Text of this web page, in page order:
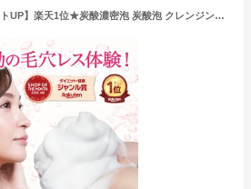
【クーポン★ポイントUP】楽天1位★炭酸濃密泡 炭酸泡 クレンジング クレンジングフォーム 毛穴汚れ 角質 くすみ ごわつき 炭酸泡 洗顔 セラミド ヒアルロン酸 コラーゲン 低刺激 メイク落とし 化粧落とし マツエクOK W洗顔不要 約1ヵ月分 1本100g to esella